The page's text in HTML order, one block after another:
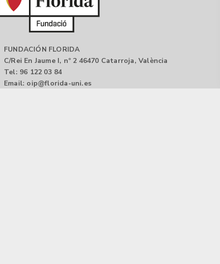
FUNDACIÓN FLORIDA
C/Rei En Jaume I, nº 2 46470 Catarroja, València
Tel: 96 122 03 84
Email: oip@florida-uni.es